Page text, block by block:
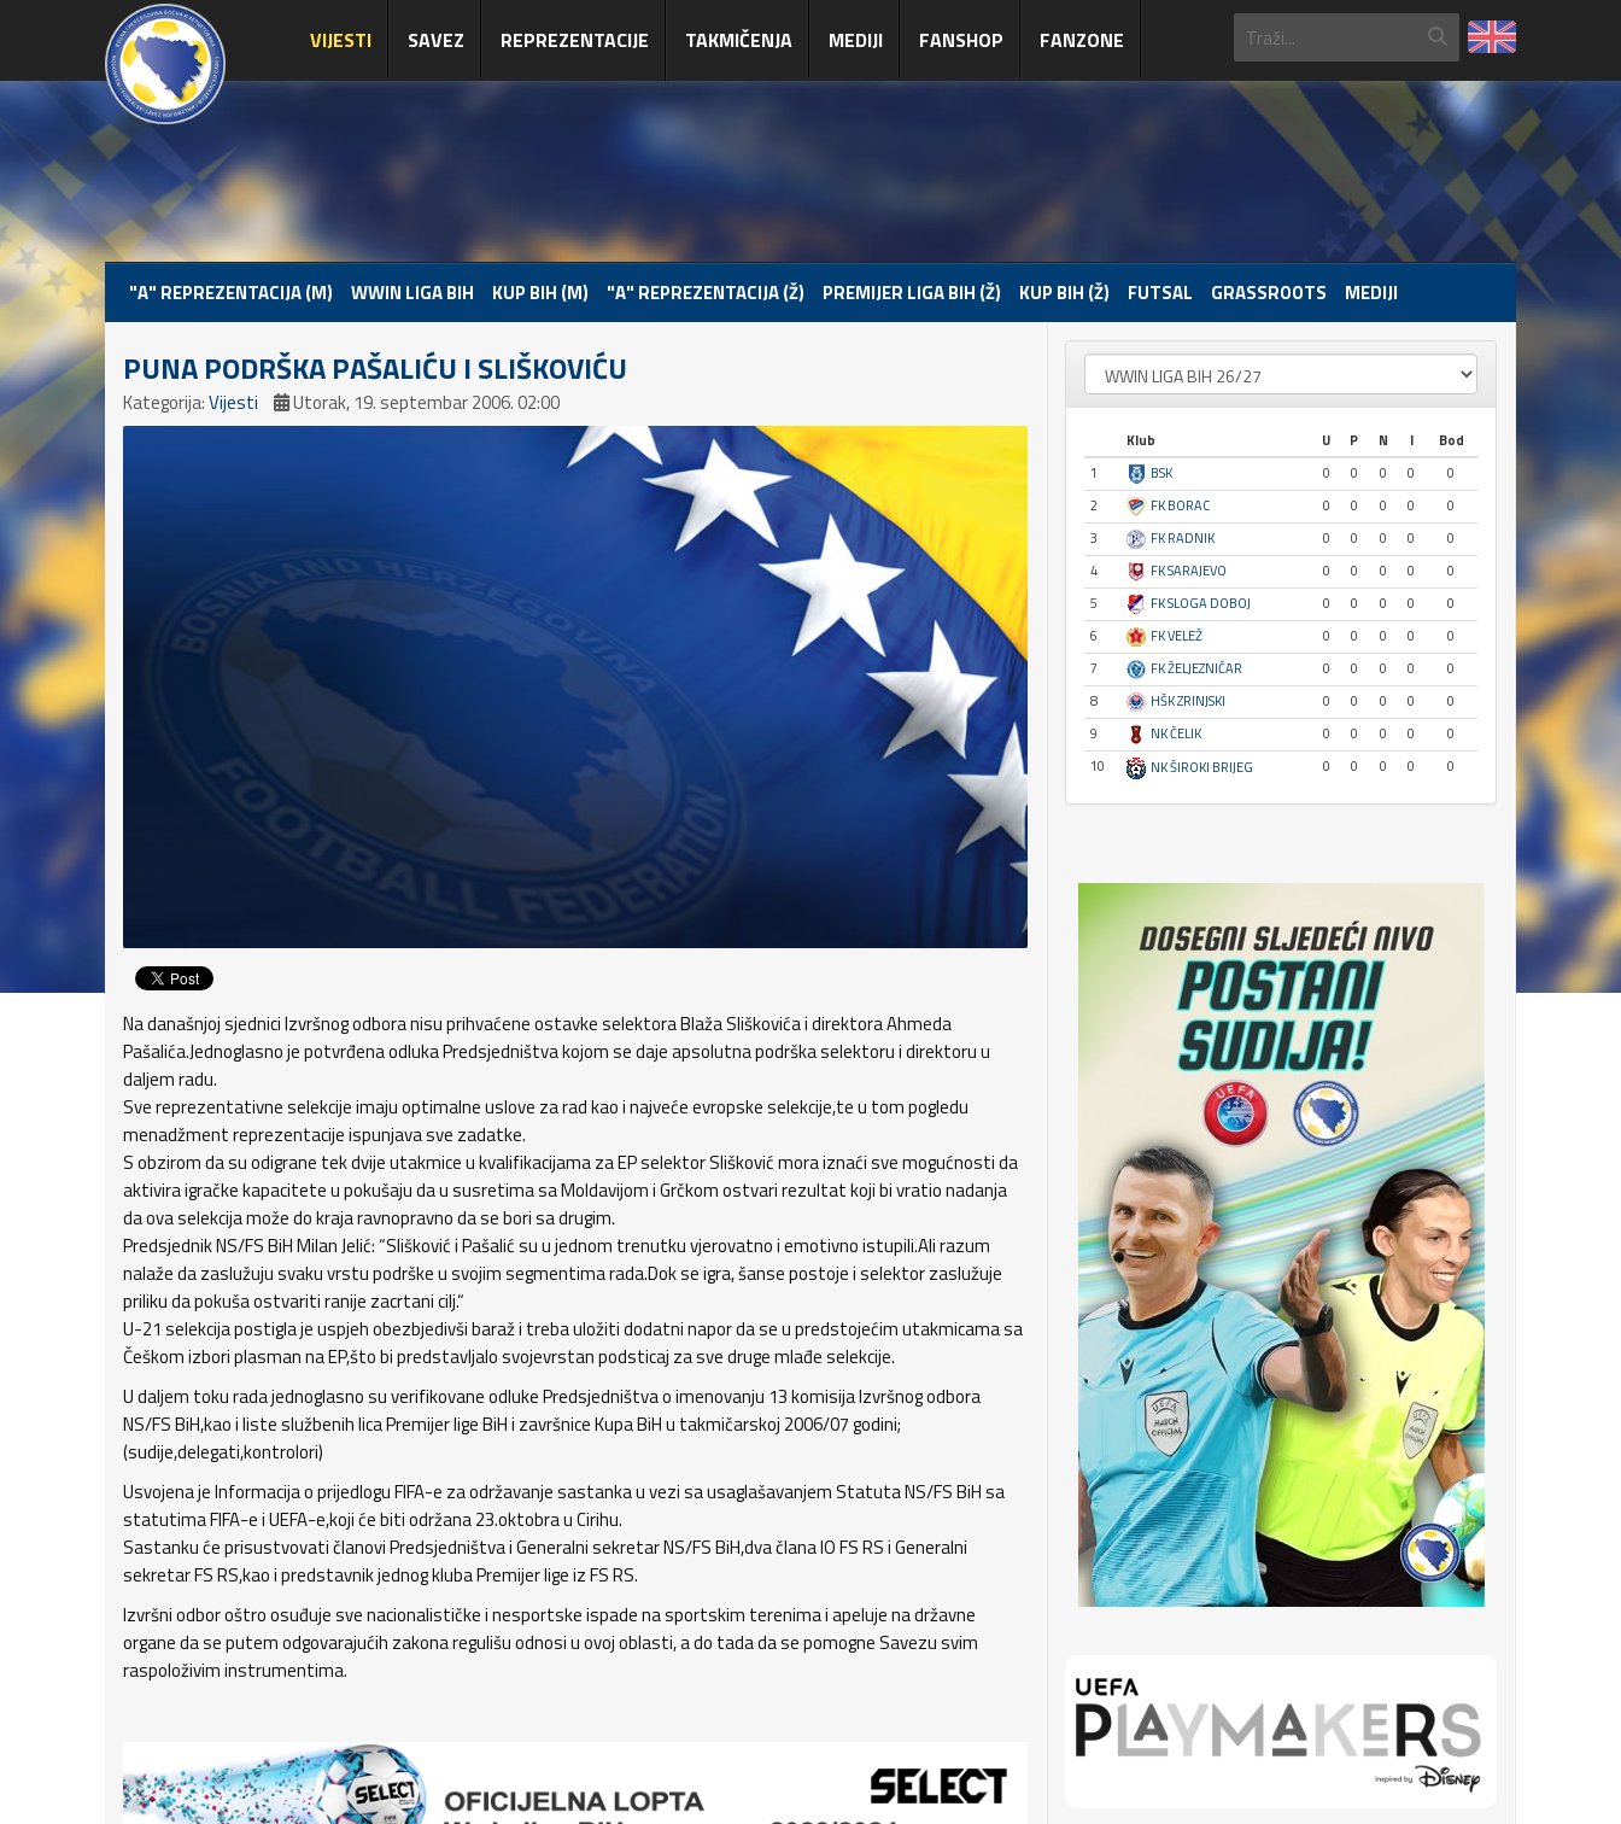
VIJESTI SAVEZ REPREZENTACIJE TAKMIČENJA MEDIJI FANSHOP FANZONE
"A" REPREZENTACIJA (M) WWIN LIGA BIH KUP BIH (M) "A" REPREZENTACIJA (Ž) PREMIJER LIGA BIH (Ž) KUP BIH (Ž) FUTSAL GRASSROOTS MEDIJI
PUNA PODRŠKA PAŠALIĆU I SLIŠKOVIĆU
Kategorija:Vijesti Utorak, 19. septembar 2006. 02:00
Na današnjoj sjednici Izvršnog odbora nisu prihvaćene ostavke selektora Blaža Sliškovića i direktora Ahmeda
Pašalića.Jednoglasno je potvrđena odluka Predsjedništva kojom se daje apsolutna podrška selektoru i direktoru u
daljem radu.
Sve reprezentativne selekcije imaju optimalne uslove za rad kao i najveće evropske selekcije,te u tom pogledu
menadžment reprezentacije ispunjava sve zadatke.
S obzirom da su odigrane tek dvije utakmice u kvalifikacijama za EP selektor Slišković mora iznaći sve mogućnosti da
aktivira igračke kapacitete u pokušaju da u susretima sa Moldavijom i Grčkom ostvari rezultat koji bi vratio nadanja
da ova selekcija može do kraja ravnopravno da se bori sa drugim.
Predsjednik NS/FS BiH Milan Jelić: “Slišković i Pašalić su u jednom trenutku vjerovatno i emotivno istupili.Ali razum
nalaže da zaslužuju svaku vrstu podrške u svojim segmentima rada.Dok se igra, šanse postoje i selektor zaslužuje
priliku da pokuša ostvariti ranije zacrtani cilj.“
U-21 selekcija postigla je uspjeh obezbjedivši baraž i treba uložiti dodatni napor da se u predstojećim utakmicama sa
Češkom izbori plasman na EP,što bi predstavljalo svojevrstan podsticaj za sve druge mlađe selekcije.
U daljem toku rada jednoglasno su verifikovane odluke Predsjedništva o imenovanju 13 komisija Izvršnog odbora
NS/FS BiH,kao i liste službenih lica Premijer lige BiH i završnice Kupa BiH u takmičarskoj 2006/07 godini;
(sudije,delegati,kontrolori)
Usvojena je Informacija o prijedlogu FIFA-e za održavanje sastanka u vezi sa usaglašavanjem Statuta NS/FS BiH sa
statutima FIFA-e i UEFA-e,koji će biti održana 23.oktobra u Cirihu.
Sastanku će prisustvovati članovi Predsjedništva i Generalni sekretar NS/FS BiH,dva člana IO FS RS i Generalni
sekretar FS RS,kao i predstavnik jednog kluba Premijer lige iz FS RS.
Izvršni odbor oštro osuđuje sve nacionalističke i nesportske ispade na sportskim terenima i apeluje na državne
organe da se putem odgovarajućih zakona regulišu odnosi u ovoj oblasti, a do tada da se pomogne Savezu svim
raspoloživim instrumentima.
Klub U P N I
Bod
1
BSK 0 0 0 0
0
2
FK BORAC 0 0 0 0
0
3
FK RADNIK 0 0 0 0
0
4
FK SARAJEVO 0 0 0 0
0
5
FK SLOGA DOBOJ 0 0 0 0
0
6
FK VELEŽ 0 0 0 0
0
7
FK ŽELJEZNIČAR 0 0 0 0
0
8
HŠK ZRINJSKI 0 0 0 0
0
9
NK ČELIK 0 0 0 0
0
10
NK ŠIROKI BRIJEG 0 0 0 0 0